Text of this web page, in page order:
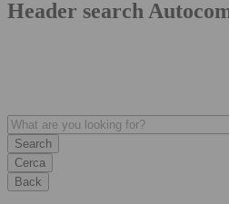
Header search
Cerca
Back